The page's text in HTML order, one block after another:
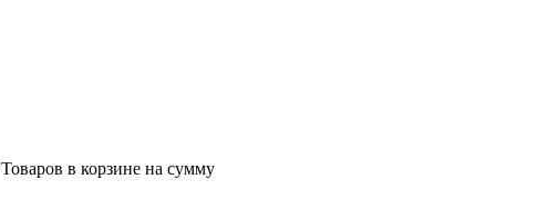
Товаров в корзине на сумму